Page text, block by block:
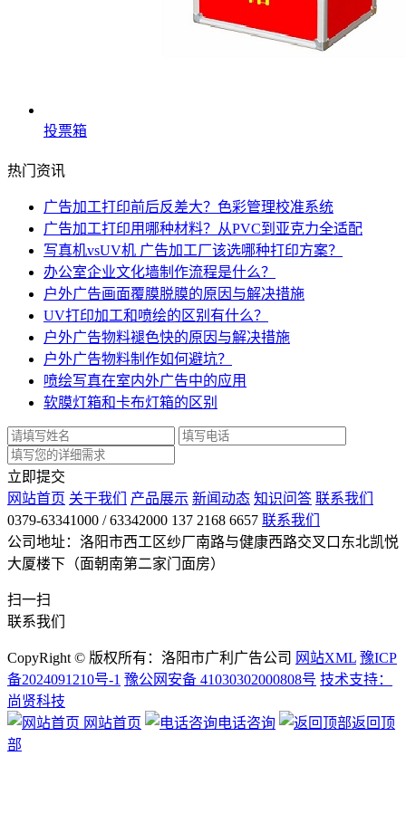
投票箱
热门资讯
广告加工打印前后反差大？色彩管理校准系统
广告加工打印用哪种材料？从PVC到亚克力全适配
写真机vsUV机 广告加工厂该选哪种打印方案？
办公室企业文化墙制作流程是什么？
户外广告画面覆膜脱膜的原因与解决措施
UV打印加工和喷绘的区别有什么？
户外广告物料褪色快的原因与解决措施
户外广告物料制作如何避坑？
喷绘写真在室内外广告中的应用
软膜灯箱和卡布灯箱的区别
立即提交
网站首页 关于我们 产品展示 新闻动态 知识问答 联系我们
0379-63341000 / 63342000 137 2168 6657 联系我们
公司地址：洛阳市西工区纱厂南路与健康西路交叉口东北凯悦
大厦楼下（面朝南第二家门面房）
扫一扫
联系我们
CopyRight © 版权所有：洛阳市广利广告公司 网站XML 豫ICP
备2024091210号-1 豫公网安备 41030302000808号 技术支持：
尚贤科技
网站首页
电话咨询
返回顶
部